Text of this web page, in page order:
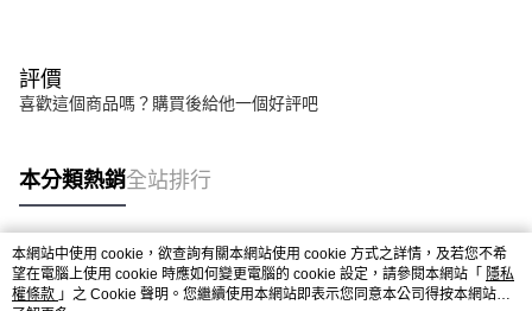
評價
喜歡這個商品嗎？購買後給他一個好評吧
本分類熱銷全站排行
熱門標籤
本網站中使用 cookie，欲查詢有關本網站使用 cookie 方式之詳情，及若您不希
望在電腦上使用 cookie 時應如何變更電腦的 cookie 設定，請參閱本網站「 隱私
權條款 」之 Cookie 聲明。您繼續使用本網站即表示您同意本公司得按本網站使